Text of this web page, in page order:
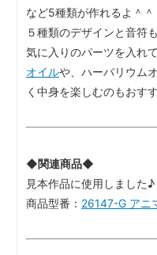
など5種類が作れるよ＾＾
５種類のデザインと音符
気に入りのパーツを入れ
オイルや、ハーバリウム
く中身を楽しむのもおす
◆関連商品◆
見本作品に使用しました♪
商品型番： 26147-G アニ